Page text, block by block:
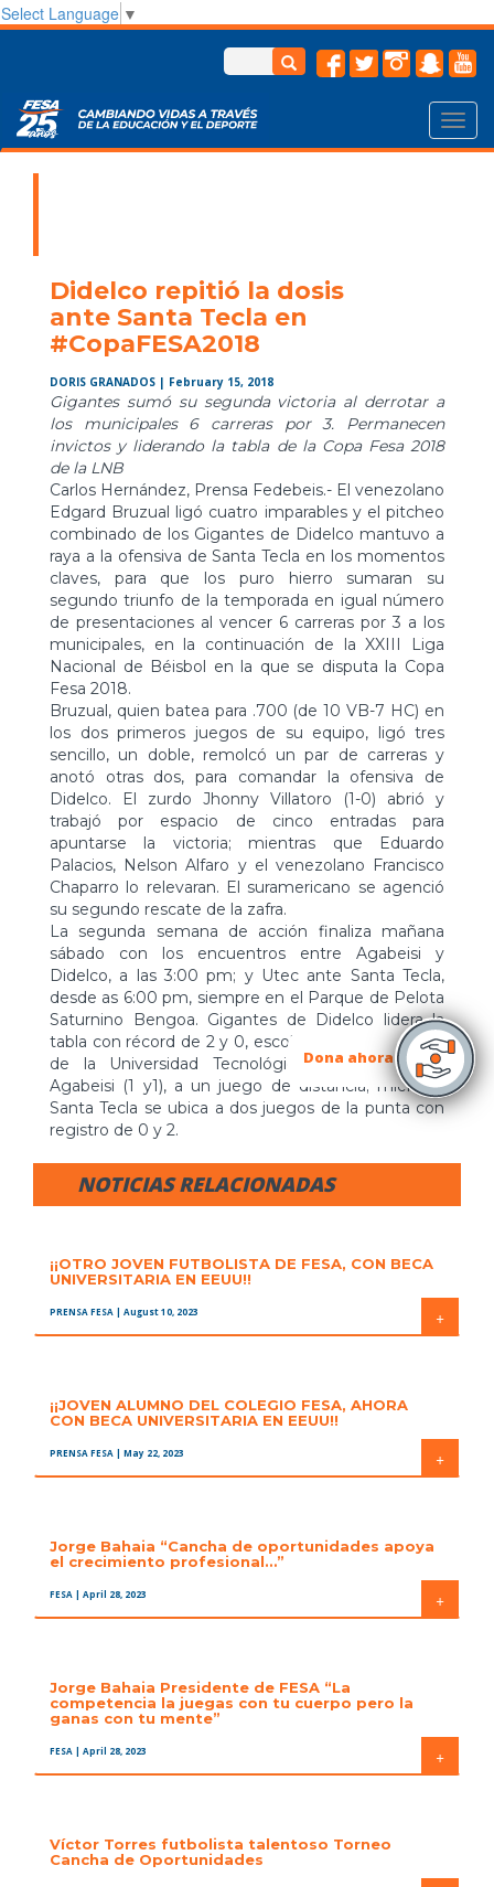
Select Language ▼
Dona ahora
Didelco repitió la dosis
ante Santa Tecla en
#CopaFESA2018
DORIS GRANADOS | February 15, 2018
Gigantes sumó su segunda victoria al derrotar a
los municipales 6 carreras por 3. Permanecen
invictos y liderando la tabla de la Copa Fesa 2018
de la LNB
Carlos Hernández, Prensa Fedebeis.- El venezolano
Edgard Bruzual ligó cuatro imparables y el pitcheo
combinado de los Gigantes de Didelco mantuvo a
raya a la ofensiva de Santa Tecla en los momentos
claves, para que los puro hierro sumaran su
segundo triunfo de la temporada en igual número
de presentaciones al vencer 6 carreras por 3 a los
municipales, en la continuación de la XXIII Liga
Nacional de Béisbol en la que se disputa la Copa
Fesa 2018.
Bruzual, quien batea para .700 (de 10 VB-7 HC) en
los dos primeros juegos de su equipo, ligó tres
sencillo, un doble, remolcó un par de carreras y
anotó otras dos, para comandar la ofensiva de
Didelco. El zurdo Jhonny Villatoro (1-0) abrió y
trabajó por espacio de cinco entradas para
apuntarse la victoria; mientras que Eduardo
Palacios, Nelson Alfaro y el venezolano Francisco
Chaparro lo relevaran. El suramericano se agenció
su segundo rescate de la zafra.
La segunda semana de acción finaliza mañana
sábado con los encuentros entre Agabeisi y
Didelco, a las 3:00 pm; y Utec ante Santa Tecla,
desde as 6:00 pm, siempre en el Parque de Pelota
Saturnino Bengoa. Gigantes de Didelco lidera la
tabla con récord de 2 y 0, escoltados por la Águilas
de la Universidad Tecnológica y la Academia
Agabeisi (1 y1), a un juego de distancia; mientras
Santa Tecla se ubica a dos juegos de la punta con
registro de 0 y 2.
NOTICIAS RELACIONADAS
¡¡OTRO JOVEN FUTBOLISTA DE FESA, CON BECA
UNIVERSITARIA EN EEUU!!
PRENSA FESA | August 10, 2023 +
¡¡JOVEN ALUMNO DEL COLEGIO FESA, AHORA
CON BECA UNIVERSITARIA EN EEUU!!
PRENSA FESA | May 22, 2023 +
Jorge Bahaia “Cancha de oportunidades apoya
el crecimiento profesional…”
FESA | April 28, 2023 +
Jorge Bahaia Presidente de FESA “La
competencia la juegas con tu cuerpo pero la
ganas con tu mente”
FESA | April 28, 2023 +
Víctor Torres futbolista talentoso Torneo
Cancha de Oportunidades